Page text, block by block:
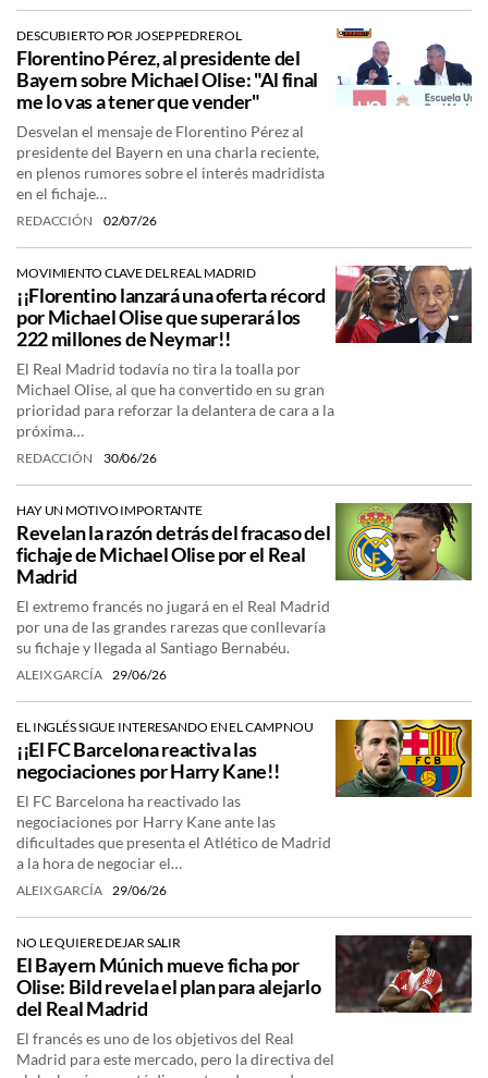
DESCUBIERTO POR JOSEP PEDREROL
Florentino Pérez, al presidente del
Bayern sobre Michael Olise: "Al final
me lo vas a tener que vender"
Desvelan el mensaje de Florentino Pérez al
presidente del Bayern en una charla reciente,
en plenos rumores sobre el interés madridista
en el fichaje…
REDACCIÓN 02/07/26
MOVIMIENTO CLAVE DEL REAL MADRID
¡¡Florentino lanzará una oferta récord
por Michael Olise que superará los
222 millones de Neymar!!
El Real Madrid todavía no tira la toalla por
Michael Olise, al que ha convertido en su gran
prioridad para reforzar la delantera de cara a la
próxima…
REDACCIÓN 30/06/26
HAY UN MOTIVO IMPORTANTE
Revelan la razón detrás del fracaso del
fichaje de Michael Olise por el Real
Madrid
El extremo francés no jugará en el Real Madrid
por una de las grandes rarezas que conllevaría
su fichaje y llegada al Santiago Bernabéu.
ALEIX GARCÍA 29/06/26
EL INGLÉS SIGUE INTERESANDO EN EL CAMP NOU
¡¡El FC Barcelona reactiva las
negociaciones por Harry Kane!!
El FC Barcelona ha reactivado las
negociaciones por Harry Kane ante las
dificultades que presenta el Atlético de Madrid
a la hora de negociar el…
ALEIX GARCÍA 29/06/26
NO LE QUIERE DEJAR SALIR
El Bayern Múnich mueve ficha por
Olise: Bild revela el plan para alejarlo
del Real Madrid
El francés es uno de los objetivos del Real
Madrid para este mercado, pero la directiva del